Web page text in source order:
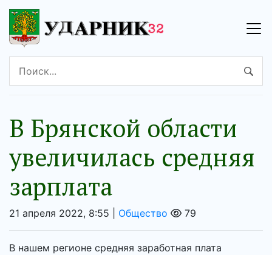
В Брянской области
увеличилась средняя
зарплата
21 апреля 2022, 8:55 | Общество 79
В нашем регионе средняя заработная плата